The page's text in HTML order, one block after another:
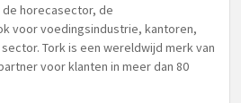
horecasector, de
voor voedingsindustrie, kantoren,
Tork is een wereldwijd merk van
voor klanten in meer dan 80